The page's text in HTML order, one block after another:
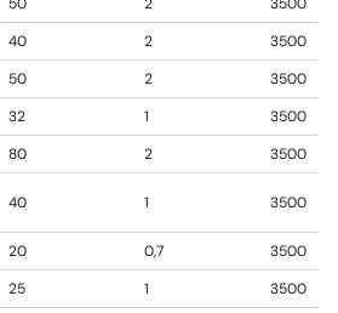
50 2
3500
40 2
3500
50 2
3500
32 1
3500
80 2 3500
40 1 3500
20 0,7
3500
25 1
3500